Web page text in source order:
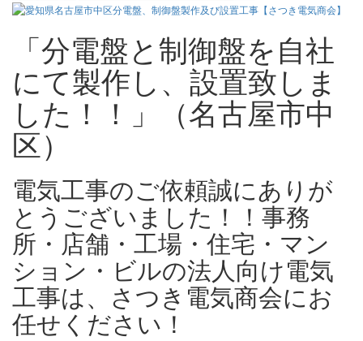
「分電盤と制御盤を自社
にて製作し、設置致しま
した！！」（名古屋市中
区）
電気工事のご依頼誠にありが
とうございました！！事務
所・店舗・工場・住宅・マン
ション・ビルの法人向け電気
工事は、さつき電気商会にお
任せください！